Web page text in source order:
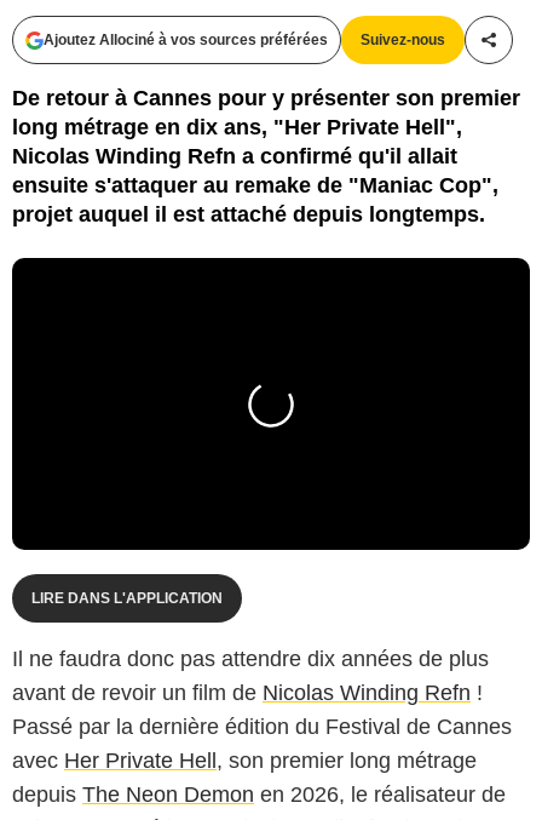
Ajoutez Allociné à vos sources préférées Suivez-nous
De retour à Cannes pour y présenter son premier
long métrage en dix ans, "Her Private Hell",
Nicolas Winding Refn a confirmé qu'il allait
ensuite s'attaquer au remake de "Maniac Cop",
projet auquel il est attaché depuis longtemps.
LIRE DANS L'APPLICATION
Il ne faudra donc pas attendre dix années de plus
avant de revoir un film de Nicolas Winding Refn !
Passé par la dernière édition du Festival de Cannes
avec Her Private Hell, son premier long métrage
depuis The Neon Demon en 2026, le réalisateur de